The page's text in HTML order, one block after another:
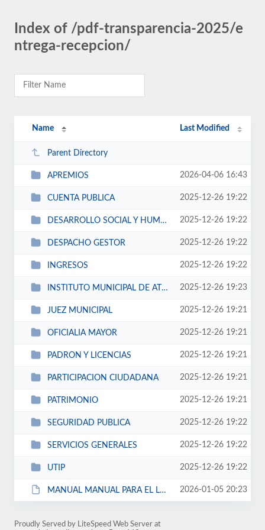
Index of /pdf-transparencia-2025/e
ntrega-recepcion/
Name Last Modified
Parent Directory
APREMIOS 2026-04-06 16:43
CUENTA PUBLICA 2025-12-26 19:22
DESARROLLO SOCIAL Y HUMANO 2025-12-26 19:22
DESPACHO GESTOR 2025-12-26 19:22
INGRESOS 2025-12-26 19:22
INSTITUTO MUNICIPAL DE ATENCION A LA JUVENTUD 2025-12-26 19:23
JUEZ MUNICIPAL 2025-12-26 19:21
OFICIALIA MAYOR 2025-12-26 19:21
PADRON Y LICENCIAS 2025-12-26 19:21
PARTICIPACION CIUDADANA 2025-12-26 19:21
PATRIMONIO 2025-12-26 19:21
SEGURIDAD PUBLICA 2025-12-26 19:22
SERVICIOS GENERALES 2025-12-26 19:22
UTIP 2025-12-26 19:22
MANUAL MANUAL PARA EL LLENADO DE FORMATOS DE LA ENTREGA-RECEPCION.pdf 2026-01-05 20:23
Proudly Served by LiteSpeed Web Server at